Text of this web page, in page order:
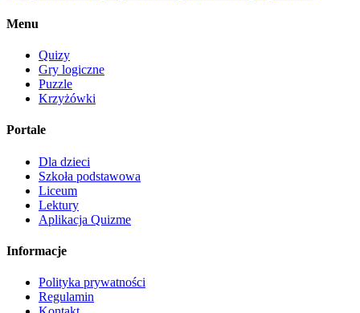
Menu
Quizy
Gry logiczne
Puzzle
Krzyżówki
Portale
Dla dzieci
Szkoła podstawowa
Liceum
Lektury
Aplikacja Quizme
Informacje
Polityka prywatności
Regulamin